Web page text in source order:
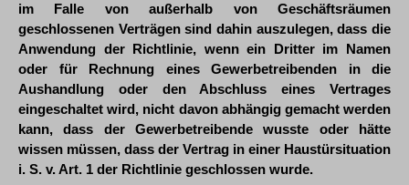
im Falle von außerhalb von Geschäftsräumen
geschlossenen Verträgen sind dahin auszulegen, dass die
Anwendung der Richtlinie, wenn ein Dritter im Namen
oder für Rechnung eines Gewerbetreibenden in die
Aushandlung oder den Abschluss eines Vertrages
eingeschaltet wird, nicht davon abhängig gemacht werden
kann, dass der Gewerbetreibende wusste oder hätte
wissen müssen, dass der Vertrag in einer Haustürsituation
i. S. v. Art. 1 der Richtlinie geschlossen wurde.